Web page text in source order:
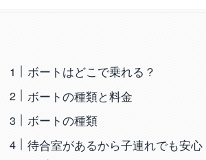
ボートはどこで乗れる？
ボートの種類と料金
ボートの種類
待合室があるから子連れでも安心